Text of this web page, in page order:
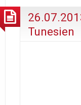
Tunesien